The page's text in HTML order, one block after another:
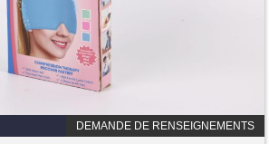
DEMANDE DE RENSEIGNEMENTS